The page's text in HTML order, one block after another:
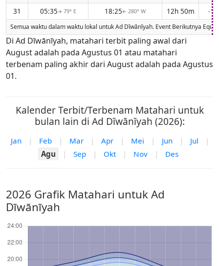
31
05:35↑ 79° E 18:25↑ 280° W 12h 50m -
Semua waktu dalam waktu lokal untuk Ad Dīwānīyah. Event Berikutnya
Di Ad Dīwānīyah, matahari terbit paling awal dari
August adalah pada Agustus 01 atau matahari
terbenam paling akhir dari August adalah pada Agustus
01.
Kalender Terbit/Terbenam Matahari untuk
bulan lain di Ad Dīwānīyah (2026):
Jan | Feb | Mar | Apr | Mei | Jun | Jul
|
Agu
| Sep | Okt | Nov | Des
2026 Grafik Matahari untuk Ad
Dīwānīyah